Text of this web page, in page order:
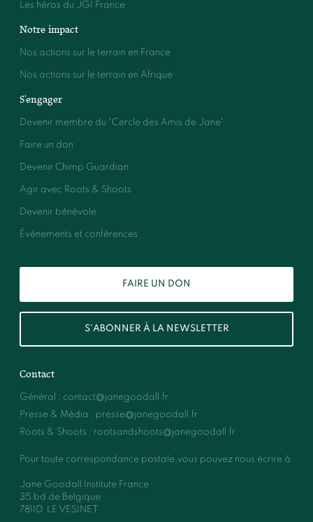
Les héros du JGI France
Notre impact
Nos actions sur le terrain en France
Nos actions sur le terrain en Afrique
S'engager
Devenir membre du "Cercle des Amis de Jane"
Faire un don
Devenir Chimp Guardian
Agir avec Roots & Shoots
Devenir bénévole
Événements et conférences
FAIRE UN DON
S'ABONNER À LA NEWSLETTER
Contact
Général : contact@janegoodall.fr
Presse & Média : presse@janegoodall.fr
Roots & Shoots : rootsandshoots@janegoodall.fr
Pour toute correspondance postale,vous pouvez nous écrire à
:
Jane Goodall Institute France
35 bd de Belgique
78110
LE VESINET